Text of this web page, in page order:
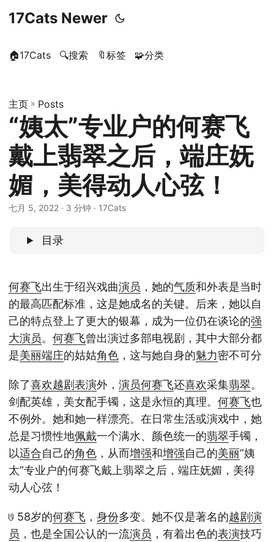
17Cats Newer
🏠17Cats 🔍搜索 🔖标签 🧩分类
主页 » Posts
“姨太”专业户的何赛飞
戴上翡翠之后，端庄妩
媚，美得动人心弦！
七月 5, 2022 · 3 分钟 · 17Cats
目录
何赛飞出生于绍兴戏曲演员 ，她的气质和外表是当时
的最高匹配标准，这是她成名的关键。后来，她以自
己的特点登上了更大的银幕，成为一位仍在谈论的强
大演员。 何赛飞曾出演过多部电视剧，其中大部分都
是美丽端庄的姑姑角色 ，这与她自身的魅力密不可分
除了喜欢越剧表演外， 演员何赛飞还喜欢采集翡翠。
剑配英雄，美女配手镯，这是永恒的真理。 何赛飞也
不例外。她和她一样漂亮。在日常生活或演戏中，她
总是习惯性地佩戴一个满水、颜色统一的翡翠手镯，
以适合自己的角色 ，从而增强和增强自己的美丽“姨
太”专业户的何赛飞戴上翡翠之后，端庄妩媚，美得
动人心弦！
𞓜 58岁的何赛飞 ， 身份多变。她不仅是著名的越剧演
员 ，也是全国公认的一流演员 ，有着出色的表演技巧